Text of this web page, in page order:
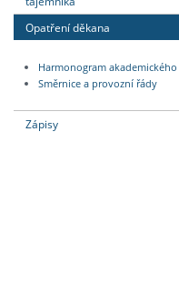
Opatření děkana
Harmonogram
Směrnice a provozní řády
Zápisy